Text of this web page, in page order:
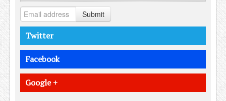
Submit
Twitter
Facebook
Google +